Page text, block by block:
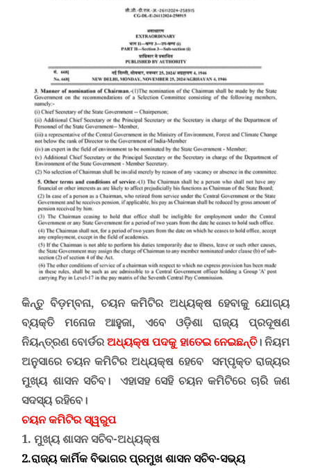
କିନ୍ତୁ ବିଡ଼ମ୍ବନା, ଚୟନ କମିଟିର ଅଧ୍ୟକ୍ଷ ହେବାକୁ ଯୋଗ୍ୟ
ବ୍ୟକ୍ତି ମନୋଜ ଆହୁଜା, ଏବେ ଓଡ଼ିଶା ରାଜ୍ୟ ପ୍ରଦୂଷଣ
ନିୟନ୍ତ୍ରଣ ବୋର୍ଡରଅଧ୍ୟକ୍ଷ ପଦକୁ ହାତେଇ ନେଇଛନ୍ତି। ନିୟମ
ଅନୁସାରେ ଚୟନ କମିଟିର ଅଧ୍ୟକ୍ଷ ହେବେ ସମ୍ପୃକ୍ତ ରାଜ୍ୟର
ମୁଖ୍ୟ ଶାସନ ସଚିବ। ଏହାସହ ସେହି ଚୟନ କମିଟିରେ ଚାରି ଜଣ
ସଦସ୍ୟ ରହିବେ।
ଚୟନ କମିଟିର ସ୍ୱରୁପ
1. ମୁଖ୍ୟ ଶାସନ ସଚିବ-ଅଧ୍ୟକ୍ଷ
2.ରାଜ୍ୟ କାର୍ମିକ ବିଭାଗର ପ୍ରମୁଖ ଶାସନ ସଚିବ-ସଭ୍ୟ